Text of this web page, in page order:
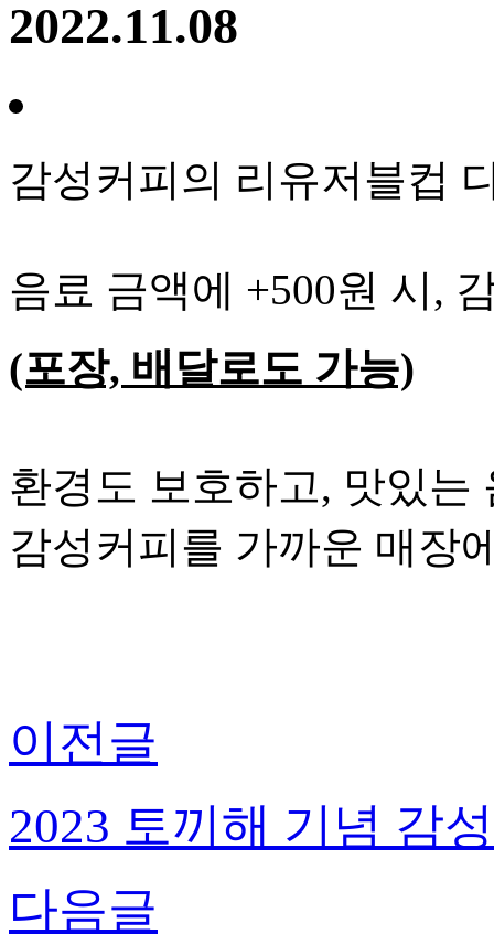
2022.11.08
감성커피의 리유저블컵
음료 금액에 +500원 시,
(포장, 배달로도 가능)
환경도 보호하고, 맛있는
감성커피를 가까운 매장
이전글
2023 토끼해 기념 감
다음글